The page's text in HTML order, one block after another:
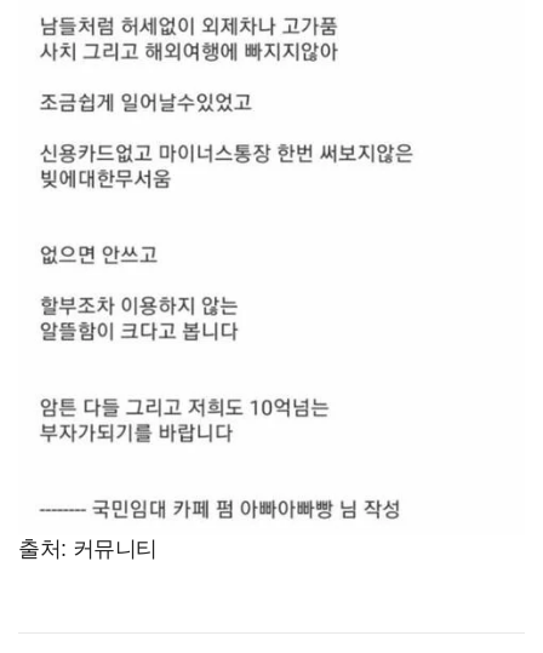
출처: 커뮤니티